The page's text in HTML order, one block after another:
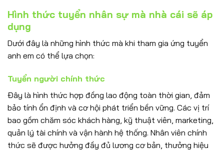
Hình thức tuyển nhân sự mà nhà cái sẽ áp
dụng
Dưới đây là những hình thức mà khi tham gia ứng tuyển
anh em có thể lựa chọn:
Tuyển người chính thức
Đây là hình thức hợp đồng lao động toàn thời gian, đảm
bảo tính ổn định và cơ hội phát triển bền vững. Các vị trí
bao gồm chăm sóc khách hàng, kỹ thuật viên, marketing,
quản lý tài chính và vận hành hệ thống. Nhân viên chính
thức sẽ được hưởng đầy đủ lương cơ bản, thưởng hiệu